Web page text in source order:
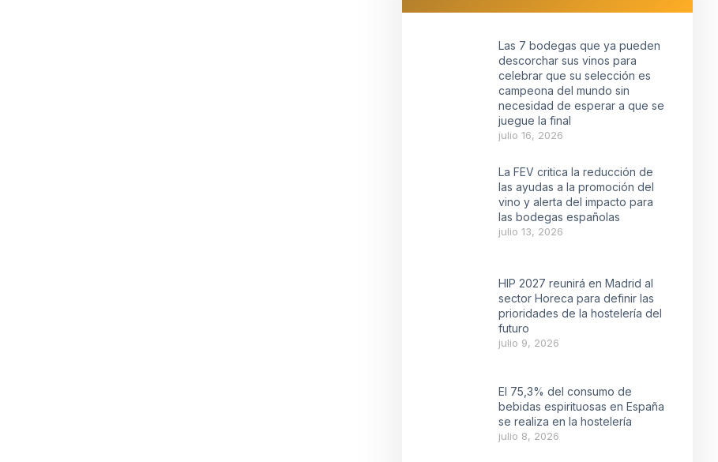
Las 7 bodegas que ya pueden
descorchar sus vinos para
celebrar que su selección es
campeona del mundo sin
necesidad de esperar a que se
juegue la final
julio 16, 2026
La FEV critica la reducción de
las ayudas a la promoción del
vino y alerta del impacto para
las bodegas españolas
julio 13, 2026
HIP 2027 reunirá en Madrid al
sector Horeca para definir las
prioridades de la hostelería del
futuro
julio 9, 2026
El 75,3% del consumo de
bebidas espirituosas en España
se realiza en la hostelería
julio 8, 2026